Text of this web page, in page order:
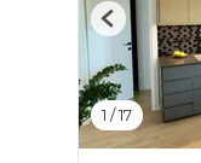
1 /17
Previous